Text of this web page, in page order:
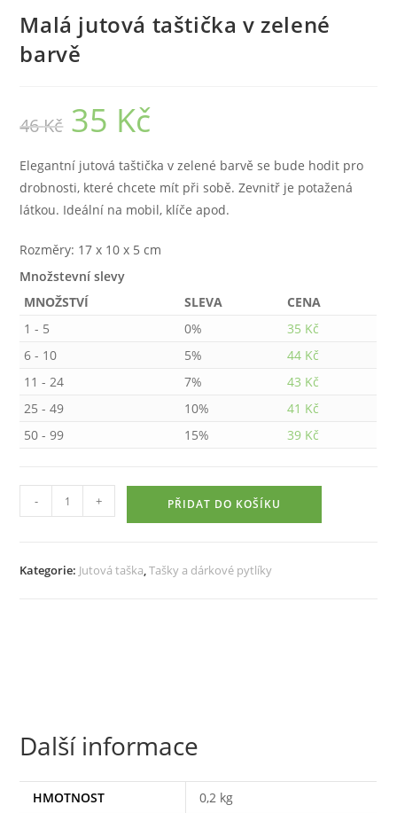
Malá jutová taštička v zelené
barvě
46Kč
Původní
cena
byla:
35 KčAktuální
Elegantní jutová taštička v zelené barvě se bude hodit pro
drobnosti, které chcete mít při sobě. Zevnitř je potažená
látkou. Ideální na mobil, klíče apod.
Rozměry: 17 x 10 x 5 cm
Množstevní slevy
MNOŽSTVÍ
SLEVA
CENA
1 - 5
0% 35 Kč
6 - 10
5% 44 Kč
11 - 24
7% 43 Kč
25 - 49
10% 41 Kč
50 - 99
15% 39 Kč
jutová
- + PŘIDAT DO KOŠÍKU
Kategorie: Jutová taška,Tašky a dárkové pytlíky
Další informace
HMOTNOST
0,2 kg